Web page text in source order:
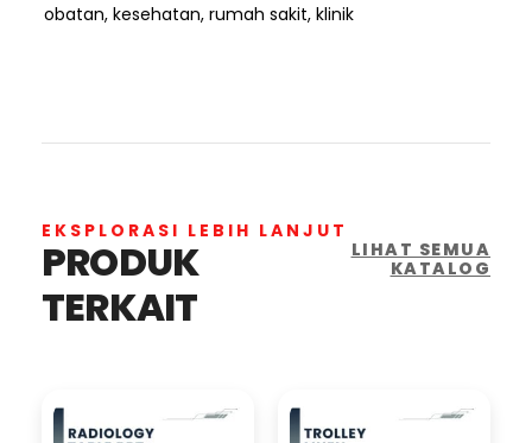
obatan, kesehatan, rumah sakit, klinik
EKSPLORASI LEBIH LANJUT
PRODUK
TERKAIT
LIHAT SEMUA
KATALOG